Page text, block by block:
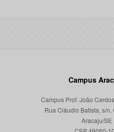
Campus
Campus Prof. João
Rua Cláudio Batista, s/n,
Aracaju/SE